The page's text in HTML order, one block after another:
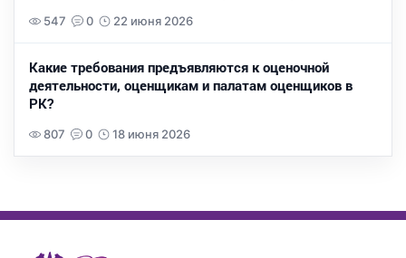
547 0 22 июня 2026
Какие требования предъявляются к оценочной
деятельности, оценщикам и палатам оценщиков в
РК?
807 0 18 июня 2026